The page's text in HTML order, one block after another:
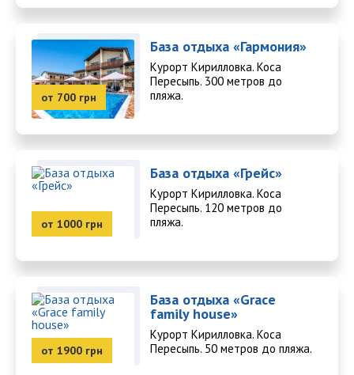
от 700 грн
База отдыха «Гармония»
Курорт Кирилловка. Коса
Пересыпь. 300 метров до
пляжа.
от 1000 грн
База отдыха «Грейс»
Курорт Кирилловка. Коса
Пересыпь. 120 метров до
пляжа.
от 1900 грн
База отдыха «Grace
family house»
Курорт Кирилловка. Коса
Пересыпь. 50 метров до пляжа.